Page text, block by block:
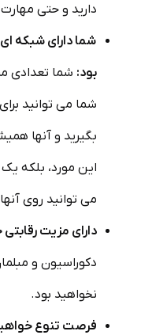
دارید و حتی
شما دارای شبکه
بود: شما تعدادی
شما می توانید
بگیرید و آنها
این مورد، بلکه
می توانید روی
دارای مزیت
دکوراسیون و
نخواهید بود.
فرصت تنوع